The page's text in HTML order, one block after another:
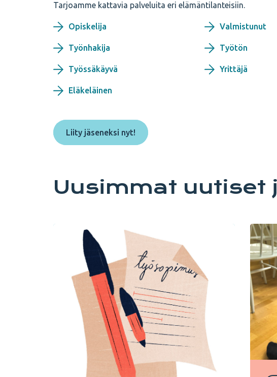
Tarjoamme kattavia palveluita eri elämäntilanteisiin.
Opiskelija Valmistunut
Työnhakija Työtön
Työssäkäyvä Yrittäjä
Eläkeläinen
Liity jäseneksi nyt!
Uusimmat uutiset